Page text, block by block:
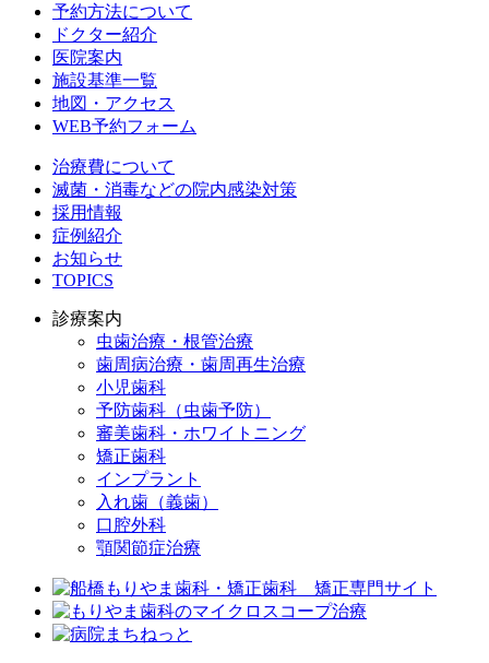
予約方法について
ドクター紹介
医院案内
施設基準一覧
地図・アクセス
WEB予約フォーム
治療費について
滅菌・消毒などの院内感染対策
採用情報
症例紹介
お知らせ
TOPICS
診療案内
虫歯治療・根管治療
歯周病治療・歯周再生治療
小児歯科
予防歯科（虫歯予防）
審美歯科・ホワイトニング
矯正歯科
インプラント
入れ歯（義歯）
口腔外科
顎関節症治療